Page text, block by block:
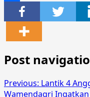
Share
Post
Previous: Lantik 4
Wamendagri